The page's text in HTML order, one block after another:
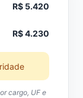
R$ 5.420
R$ 4.230
cargo, UF e